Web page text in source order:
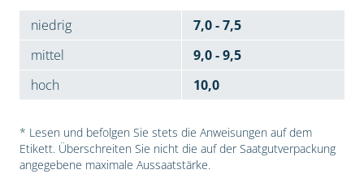
niedrig
7,0 - 7,5
mittel
9,0 - 9,5
hoch
10,0
* Lesen und befolgen Sie stets die Anweisungen auf dem
Etikett. Überschreiten Sie nicht die auf der Saatgutverpackung
angegebene maximale Aussaatstärke.